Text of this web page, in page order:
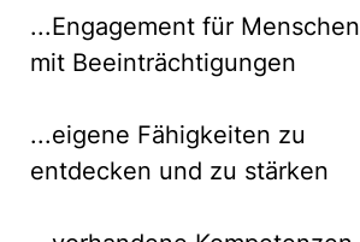
...Engagement für Menschen
mit Beeinträchtigungen
...eigene Fähigkeiten zu
entdecken und zu stärken